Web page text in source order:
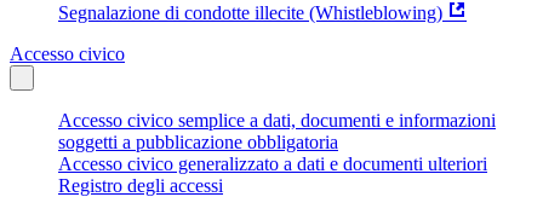
Segnalazione di condotte illecite (Whistleblowing)
Accesso civico
Accesso civico semplice a dati, documenti e informazioni
soggetti a pubblicazione obbligatoria
Accesso civico generalizzato a dati e documenti ulteriori
Registro degli accessi